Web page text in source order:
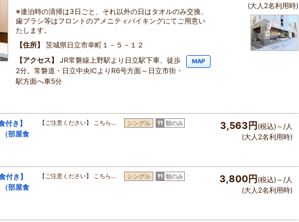
※連泊時の清掃は3日ごと、それ以外の日はタオルのみ交換、
歯ブラシ等はフロントのアメニティバイキングにてご用意い
たします。
住所
茨城県日立市幸町１－５－１２
アクセス
JR常磐線上野駅より日立駅下車、徒歩
2分。常磐道・日立中央ICよりR6号方面～日立市街・
駅方面へ車5分
MAP
(大人2名利用時)
付き】
部屋食
【ご注意ください】 こちら… シングル 朝のみ 3,563円(税込)～/人
(大人2名利用時)
付き】
部屋食
【ご注意ください】 こちら… シングル 朝のみ 3,800円(税込)～/人
(大人2名利用時)